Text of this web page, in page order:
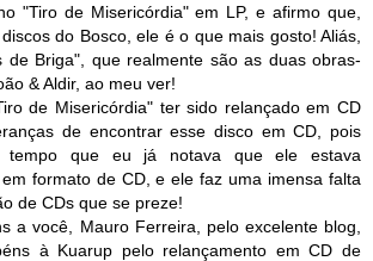
"Tiro de Misericórdia" em LP, e afirmo que,
do Bosco, ele é o que mais gosto! Aliás,
de Briga", que realmente são as duas obras-
& Aldir, ao meu ver!
de Misericórdia" ter sido relançado em CD
de encontrar esse disco em CD, pois
tempo que eu já notava que ele estava
formato de CD, e ele faz uma imensa falta
de CDs que se preze!
a você, Mauro Ferreira, pelo excelente blog,
à Kuarup pelo relançamento em CD de